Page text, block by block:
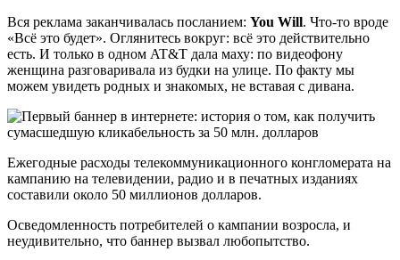
Вся реклама заканчивалась посланием: You Will. Что-то вроде
«Всё это будет». Оглянитесь вокруг: всё это действительно
есть. И только в одном AT&T дала маху: по видеофону
женщина разговаривала из будки на улице. По факту мы
можем увидеть родных и знакомых, не вставая с дивана.
Ежегодные расходы телекоммуникационного конгломерата на
кампанию на телевидении, радио и в печатных изданиях
составили около 50 миллионов долларов.
Осведомленность потребителей о кампании возросла, и
неудивительно, что баннер вызвал любопытство.